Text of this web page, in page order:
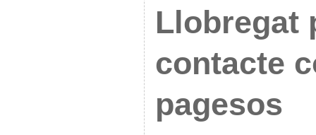
Llobregat
contacte
pagesos